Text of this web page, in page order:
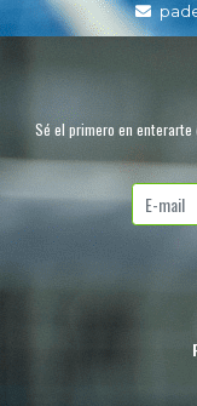
Sé el primero en enterarte